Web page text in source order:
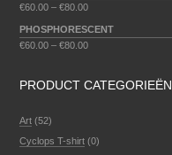
€60.00 –€80.00
PHOSPHORESCENT
€60.00 –€80.00
PRODUCT CATEGORIEËN
Art (52)
Cyclops T-shirt (0)